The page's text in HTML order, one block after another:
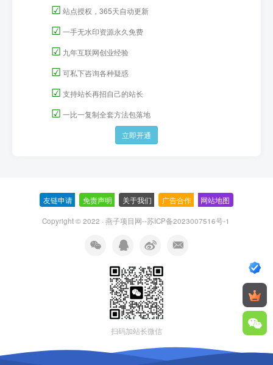
☑ 站点授权，365天自动更新
☑ 一手无水印资源永久免费
☑ 九年互联网创业经验
☑ 可私下咨询各种疑惑
☑ 支持站长再招自己的站长
☑ 一比一复制全套方法包落地
立即开通
友链申请 免责声明 关于我们 广告合作 网站地图
Copyright © 2022 · 燕子项目网--苏ICP备2023007516号-1
扫码加站长微信